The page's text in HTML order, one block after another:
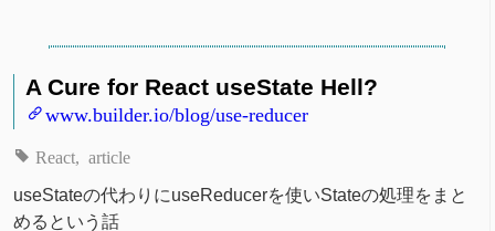
A Cure for React useState Hell?
www.builder.io/blog/use-reducer
React article
useStateの代わりにuseReducerを使いStateの処理をまと
めるという話